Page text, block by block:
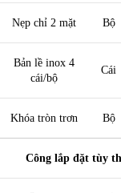
Nẹp chỉ 2 mặt Bộ
Bản lề inox 4
cái/bộ
Cái
Khóa tròn trơn Bộ
Công lắp đặt tùy